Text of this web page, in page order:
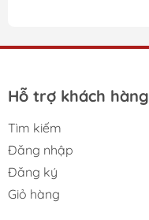
Hỗ trợ khách hàng
Tìm kiếm
Đăng nhập
Đăng ký
Giỏ hàng